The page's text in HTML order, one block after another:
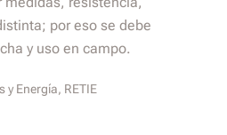
por eso se debe
y uso en campo.
y Energía, RETIE